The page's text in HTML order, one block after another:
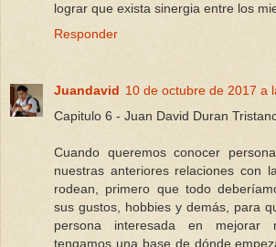
lograr que exista sinergia entre los
Responder
Juandavid 10 de octubre de 2017 a
Capitulo 6 - Juan David Duran
Cuando queremos conocer
nuestras anteriores relaciones con
rodean, primero que todo
sus gustos, hobbies y demás, para
persona interesada en mejorar
tengamos una base de dónde